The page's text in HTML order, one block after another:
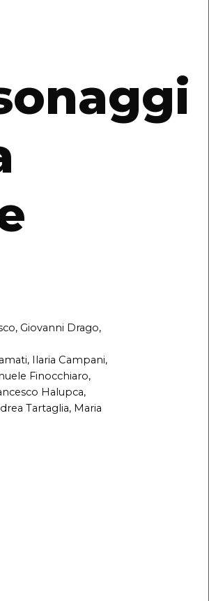
Giovanni Drago,
Ilaria Campani,
Finocchiaro,
Halupca,
Tartaglia, Maria